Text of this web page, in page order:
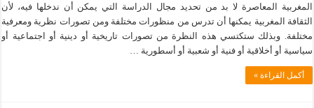
المغربية المعاصرة لا بد من تحديد مجال الدراسة التي يمكن أن ندخلها فيه، لأن
الثقافة المغربية يمكنها أن تدرس من منظورات مختلفة ومن تصورات نظرية ومعرفية
مختلفة. وبذلك ستكتسي هذه النظرة من تصورات تاريخية أو دينية أو اجتماعية أو
سياسية أو أخلاقية أو فنية أو شعبية أو أسطورية …
أكمل القراءة »